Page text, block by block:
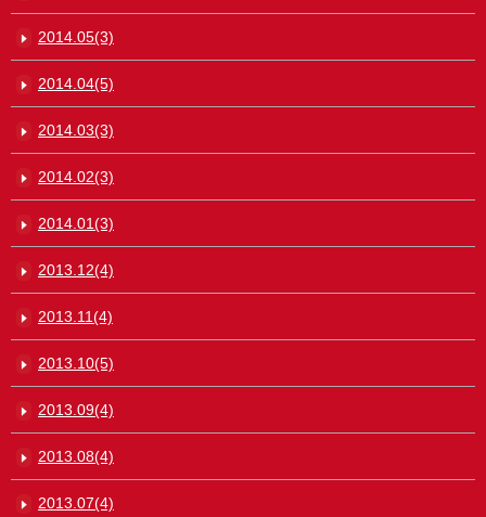
2014.05(3)
2014.04(5)
2014.03(3)
2014.02(3)
2014.01(3)
2013.12(4)
2013.11(4)
2013.10(5)
2013.09(4)
2013.08(4)
2013.07(4)